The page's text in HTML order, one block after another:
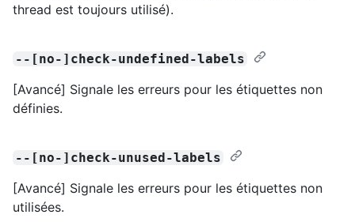
thread est toujours utilisé).
--[no-]check-undefined-labels
[Avancé] Signale les erreurs pour les étiquettes non
définies.
--[no-]check-unused-labels
[Avancé] Signale les erreurs pour les étiquettes non
utilisées.